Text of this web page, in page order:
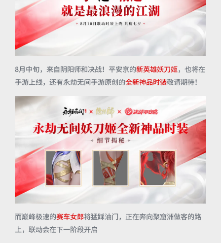
8月中旬，来自阴阳师和决战！平安京的新英雄妖刀姬，也将在
手游上线，还有永劫无间手游原创的全新神品时装敬请期待！
而巅峰极速的赛车女郎将猛踩油门，正在奔向聚窟洲做客的路
上，联动会在下一阶段开启